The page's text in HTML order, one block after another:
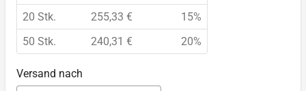
20 Stk.
255,33 €
15%
50 Stk.
240,31 € 20%
Versand nach